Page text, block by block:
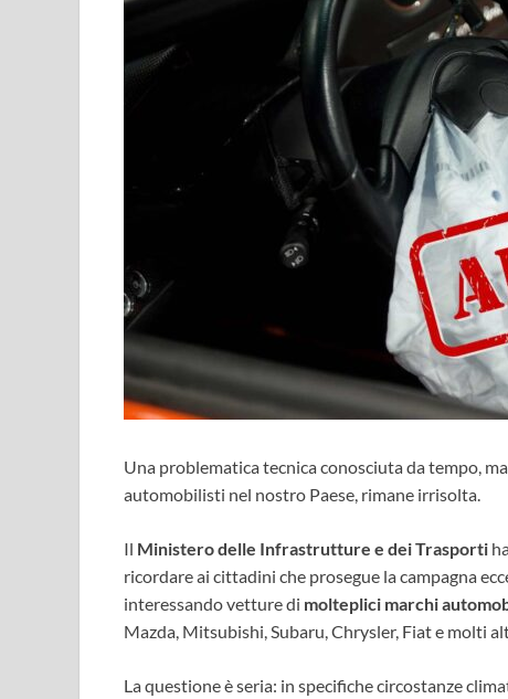
Una problematica tecnica conosciuta da tempo,
automobilisti nel nostro Paese, rimane irrisolta.
Il Ministero delle Infrastrutture e dei Trasporti
ricordare ai cittadini che prosegue la campagna
interessando vetture di molteplici marchi
Mazda, Mitsubishi, Subaru, Chrysler, Fiat e molti
La questione è seria: in specifiche circostanze